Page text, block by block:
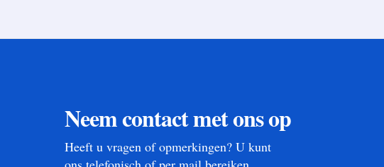
Neem contact met ons op
Heeft u vragen of opmerkingen? U kunt